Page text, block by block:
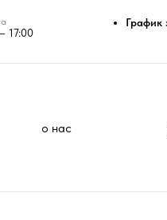
17:00
о нас
График